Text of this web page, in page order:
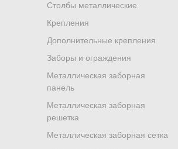
Столбы металлические
Крепления
Дополнительные крепления
Заборы и ограждения
Металлическая заборная
панель
Металлическая заборная
решетка
Металлическая заборная сетка